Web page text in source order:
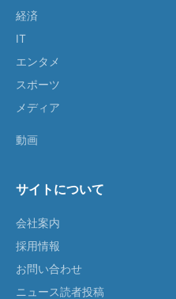
経済
IT
エンタメ
スポーツ
メディア
動画
サイトについて
会社案内
採用情報
お問い合わせ
ニュース読者投稿